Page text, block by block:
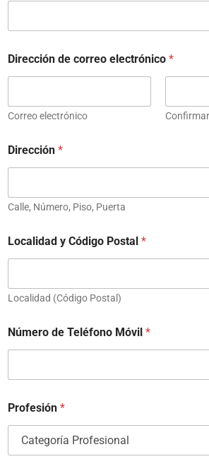
Dirección de correo electrónico *
Correo electrónico
Dirección *
Calle, Número, Piso, Puerta
Localidad y Código Postal *
Localidad (Código Postal)
Número de Teléfono Móvil *
Profesión *